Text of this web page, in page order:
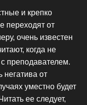
и крепко
переходят от
очень известен
когда не
преподавателем.
негатива от
уместно будет
ее следует,